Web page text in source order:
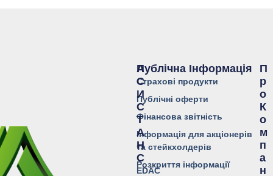
Публічна Інформація
Страхові продукти
Публічні оферти
Фінансова звітність
Інформація для акціонерів
та стейкхолдерів
Розкриття інформації
А
С
И
С
Т
А
Н
С
EDAC
П
Р
О
К
О
М
П
А
Н